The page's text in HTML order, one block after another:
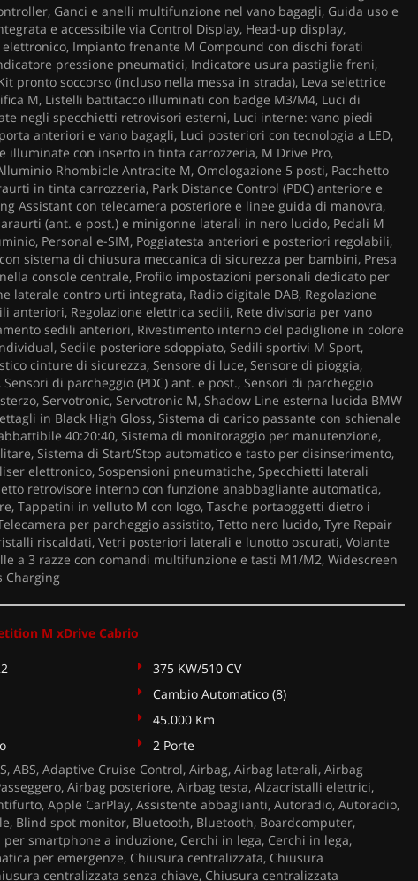
Ganci e anelli multifunzione nel vano bagagli, Guida uso e
e accessibile via Control Display, Head-up display,
Impianto frenante M Compound con dischi forati
pressione pneumatici, Indicatore usura pastiglie freni,
pronto soccorso (incluso nella messa in strada), Leva selettrice
M, Listelli battitacco illuminati con badge M3/M4, Luci di
negli specchietti retrovisori esterni, Luci interne: vano piedi
anteriori e vano bagagli, Luci posteriori con tecnologia a LED,
illuminate con inserto in tinta carrozzeria, M Drive Pro,
Rhombicle Antracite M, Omologazione 5 posti, Pacchetto
in tinta carrozzeria, Park Distance Control (PDC) anteriore e
Assistant con telecamera posteriore e linee guida di manovra,
(ant. e post.) e minigonne laterali in nero lucido, Pedali M
Personal e-SIM, Poggiatesta anteriori e posteriori regolabili,
sistema di chiusura meccanica di sicurezza per bambini, Presa
console centrale, Profilo impostazioni personali dedicato per
laterale contro urti integrata, Radio digitale DAB, Regolazione
anteriori, Regolazione elettrica sedili, Rete divisoria per vano
sedili anteriori, Rivestimento interno del padiglione in colore
Sedile posteriore sdoppiato, Sedili sportivi M Sport,
cinture di sicurezza, Sensore di luce, Sensore di pioggia,
Sensori di parcheggio (PDC) ant. e post., Sensori di parcheggio
Servotronic, Servotronic M, Shadow Line esterna lucida BMW
in Black High Gloss, Sistema di carico passante con schienale
40:20:40, Sistema di monitoraggio per manutenzione,
Sistema di Start/Stop automatico e tasto per disinserimento,
elettronico, Sospensioni pneumatiche, Specchietti laterali
retrovisore interno con funzione anabbagliante automatica,
Tappetini in velluto M con logo, Tasche portaoggetti dietro i
per parcheggio assistito, Tetto nero lucido, Tyre Repair
riscaldati, Vetri posteriori laterali e lunotto oscurati, Volante
a 3 razze con comandi multifunzione e tasti M1/M2, Widescreen
Charging
M xDrive Cabrio
375 KW/510 CV
Cambio Automatico (8)
45.000 Km
2 Porte
ABS, Adaptive Cruise Control, Airbag, Airbag laterali, Airbag
Airbag posteriore, Airbag testa, Alzacristalli elettrici,
Apple CarPlay, Assistente abbaglianti, Autoradio, Autoradio,
Blind spot monitor, Bluetooth, Bluetooth, Boardcomputer,
per smartphone a induzione, Cerchi in lega, Cerchi in lega,
per emergenze, Chiusura centralizzata, Chiusura
centralizzata senza chiave, Chiusura centralizzata